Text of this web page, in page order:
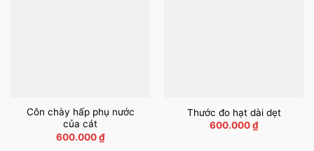
Côn chày hấp phụ nước
của cát
600.000₫
Thước đo hạt dài dẹt
600.000₫